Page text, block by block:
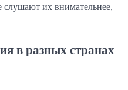
их внимательнее,
в разных странах